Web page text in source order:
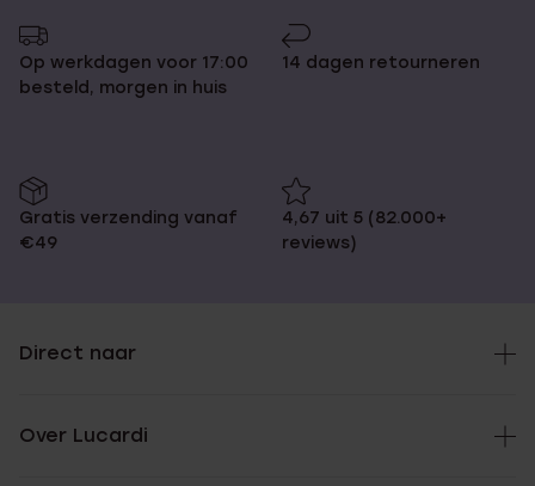
Op werkdagen voor 17:00
besteld, morgen in huis
14 dagen retourneren
Gratis verzending vanaf
€49
4,67 uit 5 (82.000+
reviews)
Direct naar
Over Lucardi